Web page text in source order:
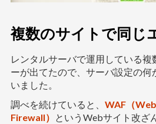
複数のサイトで同じ
レンタルサーバで運用している複
ーが出てたので、サーバ設定の何
いました。
調べを続けていると、 WAF（
Firewall） というWebサイト改ざ